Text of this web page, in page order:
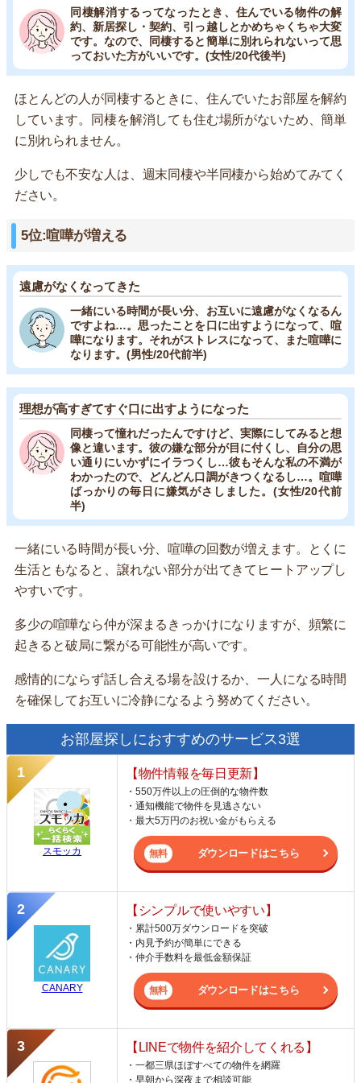
同棲解消するってなったとき、住んでいる物件の解
約、新居探し・契約、引っ越しとかめちゃくちゃ大変
です。なので、同棲すると簡単に別れられないって思
っておいた方がいいです。(女性/20代後半)
ほとんどの人が同棲するときに、住んでいたお部屋を解約
しています。同棲を解消しても住む場所がないため、簡単
に別れられません。
少しでも不安な人は、週末同棲や半同棲から始めてみてく
ださい。
5位:喧嘩が増える
遠慮がなくなってきた
一緒にいる時間が長い分、お互いに遠慮がなくなるん
ですよね…。思ったことを口に出すようになって、喧
嘩になります。それがストレスになって、また喧嘩に
なります。(男性/20代前半)
理想が高すぎてすぐ口に出すようになった
同棲って憧れだったんですけど、実際にしてみると想
像と違います。彼の嫌な部分が目に付くし、自分の思
い通りにいかずにイラつくし…彼もそんな私の不満が
わかったので、どんどん口調がきつくなるし…。喧嘩
ばっかりの毎日に嫌気がさしました。(女性/20代前
半)
一緒にいる時間が長い分、喧嘩の回数が増えます。とくに
生活ともなると、譲れない部分が出てきてヒートアップし
やすいです。
多少の喧嘩なら仲が深まるきっかけになりますが、頻繁に
起きると破局に繋がる可能性が高いです。
感情的にならず話し合える場を設けるか、一人になる時間
を確保してお互いに冷静になるよう努めてください。
お部屋探しにおすすめのサービス3選
スモッカ
【物件情報を毎日更新】
・550万件以上の圧倒的な物件数
・通知機能で物件を見逃さない
・最大5万円のお祝い金がもらえる
ダウンロードはこちら
CANARY
【シンプルで使いやすい】
・累計500万ダウンロードを突破
・内見予約が簡単にできる
・仲介手数料を最低金額保証
ダウンロードはこちら
【LINEで物件を紹介してくれる】
・一都三県ほぼすべての物件を網羅
・早朝から深夜まで相談可能